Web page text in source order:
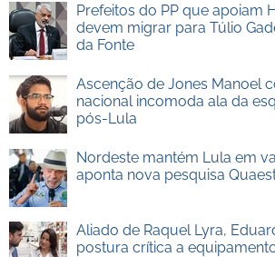
Prefeitos do PP que apoiam
devem migrar para Túlio
da Fonte
Ascenção de Jones Manoel
nacional incomoda ala da
pós-Lula
Nordeste mantém Lula em
aponta nova pesquisa
Aliado de Raquel Lyra,
postura crítica a